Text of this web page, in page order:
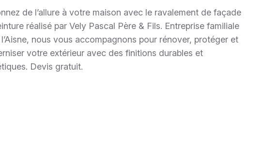
de l’allure à votre maison avec le ravalement de façade
réalisé par Vely Pascal Père & Fils. Entreprise familiale
nous vous accompagnons pour rénover, protéger et
votre extérieur avec des finitions durables et
Devis gratuit.